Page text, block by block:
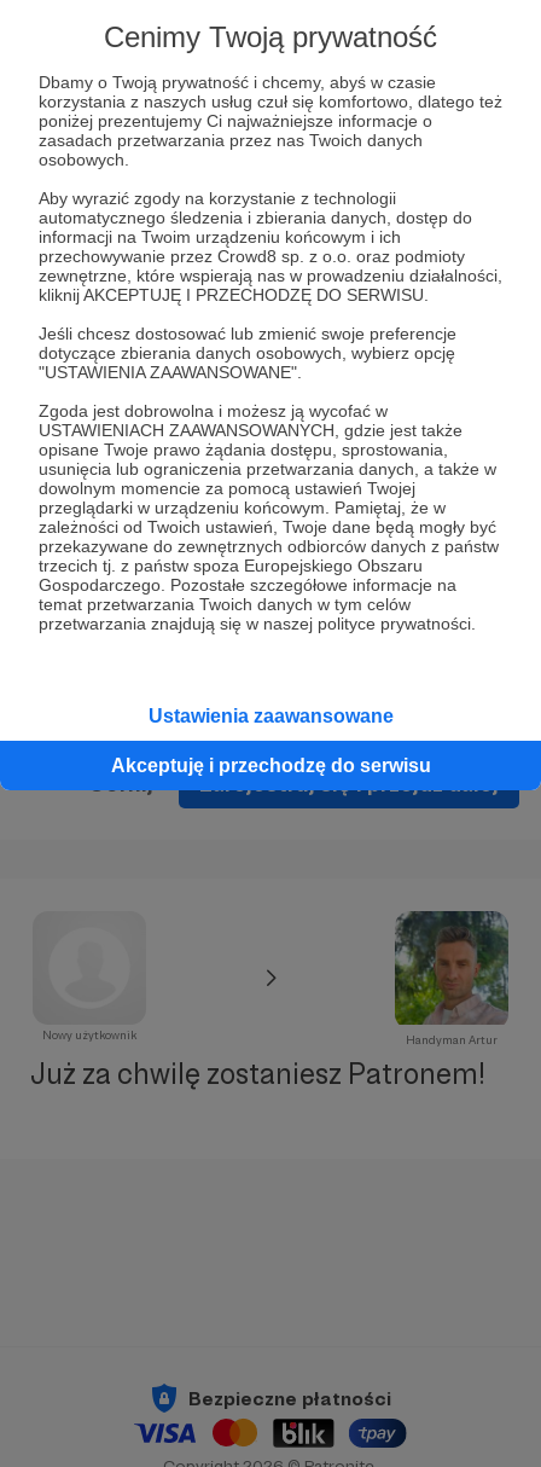
Cenimy Twoją prywatność
Dbamy o Twoją prywatność i chcemy, abyś w czasie
korzystania z naszych usług czuł się komfortowo, dlatego też
poniżej prezentujemy Ci najważniejsze informacje o
zasadach przetwarzania przez nas Twoich danych
osobowych.
Aby wyrazić zgody na korzystanie z technologii
automatycznego śledzenia i zbierania danych, dostęp do
informacji na Twoim urządzeniu końcowym i ich
przechowywanie przez Crowd8 sp. z o.o. oraz podmioty
zewnętrzne, które wspierają nas w prowadzeniu działalności,
kliknij AKCEPTUJĘ I PRZECHODZĘ DO SERWISU.
Jeśli chcesz dostosować lub zmienić swoje preferencje
dotyczące zbierania danych osobowych, wybierz opcję
"USTAWIENIA ZAAWANSOWANE".
Zgoda jest dobrowolna i możesz ją wycofać w
USTAWIENIACH ZAAWANSOWANYCH, gdzie jest także
opisane Twoje prawo żądania dostępu, sprostowania,
usunięcia lub ograniczenia przetwarzania danych, a także w
dowolnym momencie za pomocą ustawień Twojej
przeglądarki w urządzeniu końcowym. Pamiętaj, że w
zależności od Twoich ustawień, Twoje dane będą mogły być
przekazywane do zewnętrznych odbiorców danych z państw
trzecich tj. z państw spoza Europejskiego Obszaru
Gospodarczego. Pozostałe szczegółowe informacje na
temat przetwarzania Twoich danych w tym celów
przetwarzania znajdują się w naszej polityce prywatności.
Ustawienia zaawansowane
Akceptuję i przechodzę do serwisu
wyrażenia sprzeciwu wobec przetwarzania Twoich danych
osobowych. Rejestracja dla osób niepełnoletnich możliwa
jest po przekazaniu podpisanego formularza "Zgodna na
założenie konta przez osobę niepełnoletnią", formularz
dostępny jest na stronie regulaminu Patronite.pl.
* Zapoznałem się i akceptujęRegulaminserwisu oraz
* Wyrażam zgodę na przetwarzanie moich danych
osobowych podanych w formularzu rejestracyjnym w celu
prawidłowego świadczenia usług serwisu Patronite.
Wyrażam zgodę na otrzymywanie drogą elektroniczną
informacji handlowych - newslettera. Opcja ta może zostać
zmieniona w ustawieniach konta.
Zarejestruj się i przejdź dalej
Nowy użytkownik Handyman Artur
Już za chwilę zostaniesz Patronem!
Bezpieczne płatności